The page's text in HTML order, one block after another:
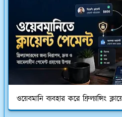
ওয়েবমানি ব্যবহার করে ফ্রিল্যান্সিং